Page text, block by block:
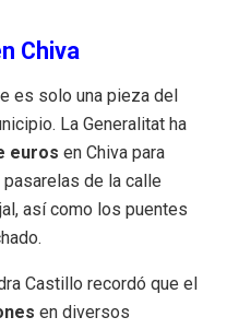
Chiva
es solo una pieza del
La Generalitat ha
euros en Chiva para
de la calle
así como los puentes
Castillo recordó que el
en diversos